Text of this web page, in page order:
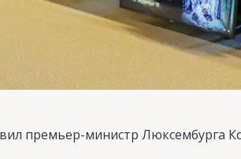
премьер-министр Люксембурга